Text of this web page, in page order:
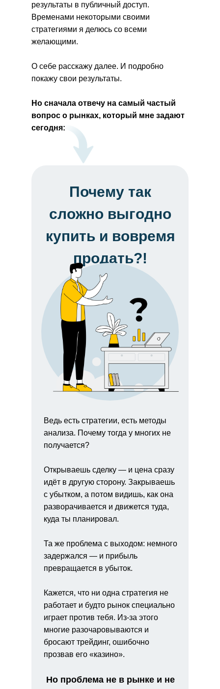
результаты в публичный доступ.
Временами некоторыми своими
стратегиями я делюсь со всеми
желающими.
О себе расскажу далее. И подробно
покажу свои результаты.
Но сначала отвечу на самый частый
вопрос о рынках, который мне задают
сегодня:
Почему так
сложно выгодно
купить и вовремя
продать?!
Ведь есть стратегии, есть методы
анализа. Почему тогда у многих не
получается?
Открываешь сделку — и цена сразу
идёт в другую сторону. Закрываешь
с убытком, а потом видишь, как она
разворачивается и движется туда,
куда ты планировал.
Та же проблема с выходом: немного
задержался — и прибыль
превращается в убыток.
Кажется, что ни одна стратегия не
работает и будто рынок специально
играет против тебя. Из-за этого
многие разочаровываются и
бросают трейдинг, ошибочно
прозвав его «казино».
Но проблема не в рынке и не